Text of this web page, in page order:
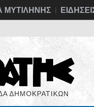
ΜΥΤΙΛΗΝΗΣ
ΔΗΜΟΚΡΑΤΙΚΩΝ